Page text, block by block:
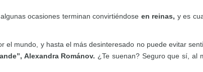
ocasiones terminan convirtiéndose en reinas, y es
el mundo, y hasta el más desinteresado no puede evitar
Alexandra Románov. ¿Te suenan? Seguro que sí, al